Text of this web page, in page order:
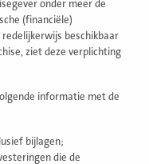
onder meer de
(financiële)
beschikbaar
ziet deze verplichting
informatie met de
bijlagen;
die de